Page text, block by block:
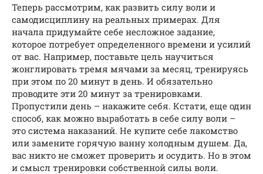
Теперь рассмотрим, как развить силу воли и
самодисциплину на реальных примерах. Для
начала придумайте себе несложное задание,
которое потребует определенного времени и усилий
от вас. Например, поставьте цель научиться
жонглировать тремя мячами за месяц, тренируясь
при этом по 20 минут в день. И обязательно
проводите эти 20 минут за тренировками.
Пропустили день – накажите себя. Кстати, еще один
способ, как можно выработать в себе силу воли –
это система наказаний. Не купите себе лакомство
или замените горячую ванну холодным душем. Да,
вас никто не сможет проверить и осудить. Но в этом
и смысл тренировки собственной силы воли.